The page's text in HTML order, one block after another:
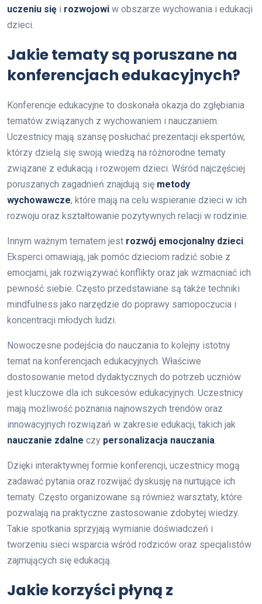
uczeniu się i rozwojowi w obszarze wychowania i edukacji
dzieci.
Jakie tematy są poruszane na
konferencjach edukacyjnych?
Konferencje edukacyjne to doskonała okazja do zgłębiania
tematów związanych z wychowaniem i nauczaniem.
Uczestnicy mają szansę posłuchać prezentacji ekspertów,
którzy dzielą się swoją wiedzą na różnorodne tematy
związane z edukacją i rozwojem dzieci. Wśród najczęściej
poruszanych zagadnień znajdują się metody
wychowawcze, które mają na celu wspieranie dzieci w ich
rozwoju oraz kształtowanie pozytywnych relacji w rodzinie.
Innym ważnym tematem jest rozwój emocjonalny dzieci.
Eksperci omawiają, jak pomóc dzieciom radzić sobie z
emocjami, jak rozwiązywać konflikty oraz jak wzmacniać ich
pewność siebie. Często przedstawiane są także techniki
mindfulness jako narzędzie do poprawy samopoczucia i
koncentracji młodych ludzi.
Nowoczesne podejścia do nauczania to kolejny istotny
temat na konferencjach edukacyjnych. Właściwe
dostosowanie metod dydaktycznych do potrzeb uczniów
jest kluczowe dla ich sukcesów edukacyjnych. Uczestnicy
mają możliwość poznania najnowszych trendów oraz
innowacyjnych rozwiązań w zakresie edukacji, takich jak
nauczanie zdalne czy personalizacja nauczania.
Dzięki interaktywnej formie konferencji, uczestnicy mogą
zadawać pytania oraz rozwijać dyskusję na nurtujące ich
tematy. Często organizowane są również warsztaty, które
pozwalają na praktyczne zastosowanie zdobytej wiedzy.
Takie spotkania sprzyjają wymianie doświadczeń i
tworzeniu sieci wsparcia wśród rodziców oraz specjalistów
zajmujących się edukacją.
Jakie korzyści płyną z